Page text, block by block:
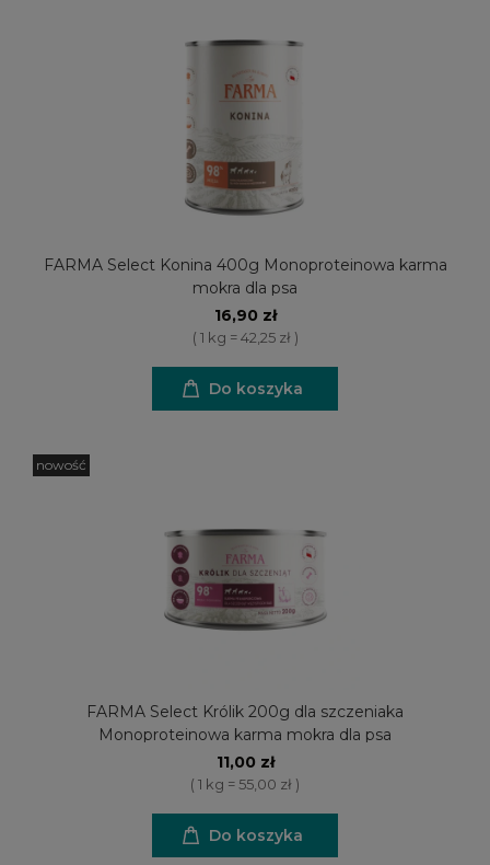
FARMA Select Konina 400g Monoproteinowa karma
mokra dla psa
16,90 zł
( 1 kg = 42,25 zł )
Do koszyka
FARMA Select Królik 200g dla szczeniaka
Monoproteinowa karma mokra dla psa
11,00 zł
( 1 kg = 55,00 zł )
Do koszyka
nowość